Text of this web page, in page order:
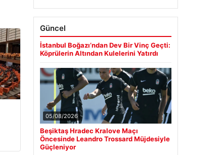
Güncel
İstanbul Boğazı’ndan Dev Bir Vinç Geçti:
Köprülerin Altından Kulelerini Yatırdı
05/08/2026
Beşiktaş Hradec Kralove Maçı
Öncesinde Leandro Trossard Müjdesiyle
Güçleniyor